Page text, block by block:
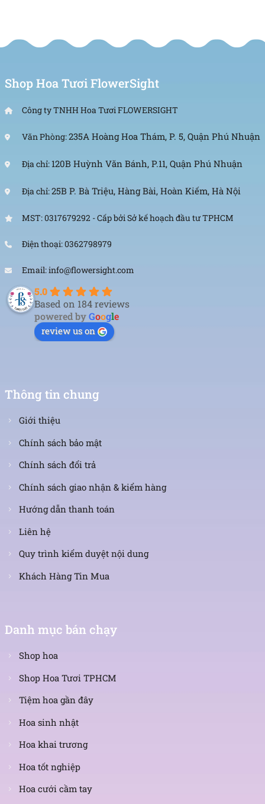
Shop Hoa Tươi FlowerSight
Công ty TNHH Hoa Tươi FLOWERSIGHT
Văn Phòng:235A Hoàng Hoa Thám, P. 5, Quận Phú Nhuận
Địa chỉ: 120B Huỳnh Văn Bánh, P.11, Quận Phú Nhuận
Địa chỉ:25B P. Bà Triệu, Hàng Bài, Hoàn Kiếm, Hà Nội
MST: 0317679292 - Cấp bởi Sở kế hoạch đầu tư TPHCM
Điện thoại: 0362798979
Email: info@flowersight.com
5.0
Based on 184 reviews
powered byGoogle
review us on
Thông tin chung
Giới thiệu
Chính sách bảo mật
Chính sách đổi trả
Chính sách giao nhận & kiểm hàng
Hướng dẫn thanh toán
Liên hệ
Quy trình kiểm duyệt nội dung
Khách Hàng Tin Mua
Danh mục bán chạy
Shop hoa
Shop Hoa Tươi TPHCM
Tiệm hoa gần đây
Hoa sinh nhật
Hoa khai trương
Hoa tốt nghiệp
Hoa cưới cầm tay